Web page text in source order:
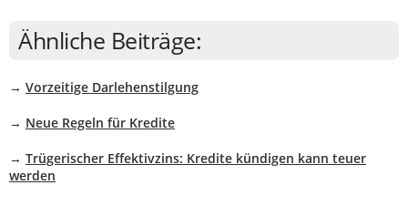
Ähnliche Beiträge:
→ Vorzeitige Darlehenstilgung
→ Neue Regeln für Kredite
→ Trügerischer Effektivzins: Kredite kündigen kann teuer
werden